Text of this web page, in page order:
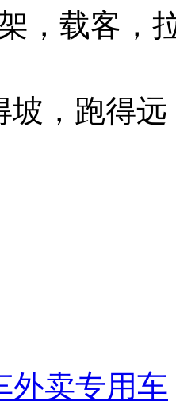
，载客，
坡，跑得
外卖专用车